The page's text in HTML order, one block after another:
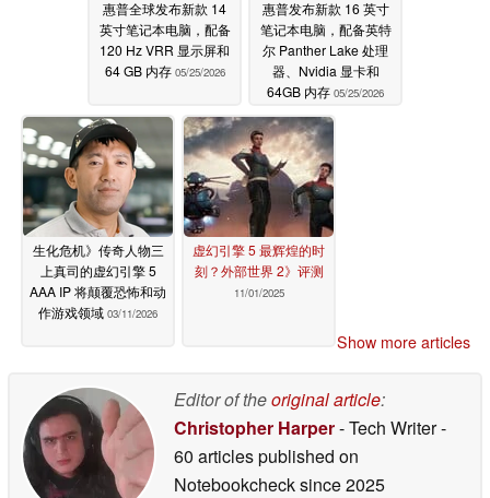
惠普全球发布新款 14
英寸笔记本电脑，配备
120 Hz VRR 显示屏和
64 GB 内存 05/25/2026
惠普发布新款 16 英寸
笔记本电脑，配备英特
尔 Panther Lake 处理
器、Nvidia 显卡和
64GB 内存 05/25/2026
生化危机》传奇人物三
上真司的虚幻引擎 5
AAA IP 将颠覆恐怖和动
作游戏领域 03/11/2026
虚幻引擎 5 最辉煌的时
刻？外部世界 2》评测
11/01/2025
Show more articles
Editor of theoriginal article:
Christopher Harper- Tech Writer-
60 articles published on
Notebookchecksince 2025